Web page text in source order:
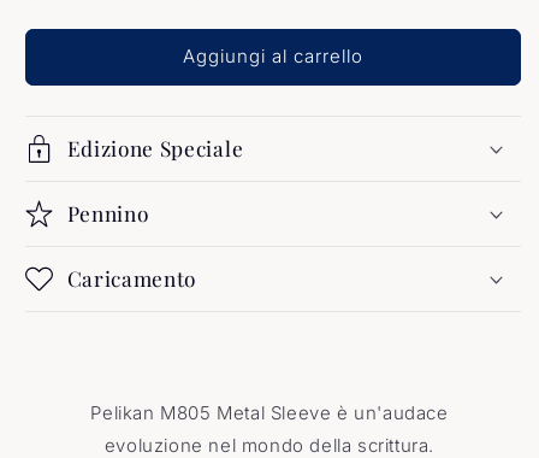
Aggiungi al carrello
Edizione Speciale
Pennino
Caricamento
Pelikan M805 Metal Sleeve è un'audace
evoluzione nel mondo della scrittura.